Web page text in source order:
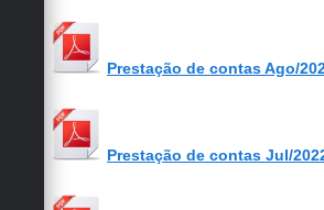
Prestação de contas Ago/
Prestação de contas Jul/